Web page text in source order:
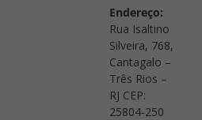
Endereço:
Rua Isaltino
Silveira, 768,
Cantagalo –
Três Rios –
RJ CEP:
25804-250